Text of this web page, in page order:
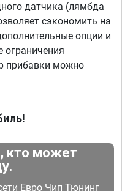
датчика (лямбда
сэкономить на
опции и
ограничения
прибавки можно
кто может
Евро Чип Тюнинг